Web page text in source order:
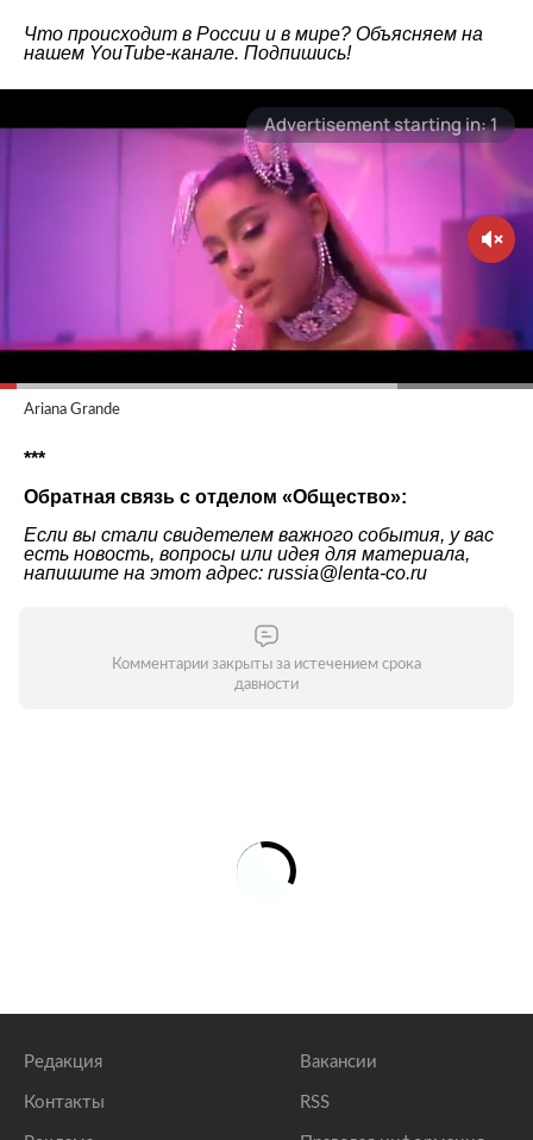
Что происходит в России и в мире? Объясняем на
нашем YouTube-канале. Подпишись!
Ariana Grande
***
Обратная связь с отделом «Общество»:
Если вы стали свидетелем важного события, у вас
есть новость, вопросы или идея для материала,
напишите на этот адрес: russia@lenta-co.ru
Комментарии закрыты за истечением срока
давности
Редакция
Контакты
Вакансии
RSS